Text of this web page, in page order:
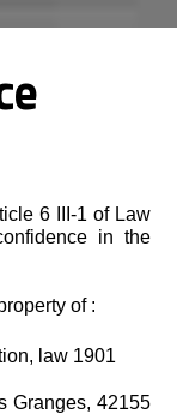
6 III-1 of Law
in the
of :
law 1901
Granges, 42155